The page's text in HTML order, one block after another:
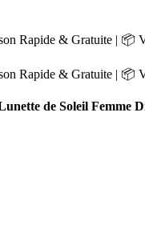
Rapide & Gratuite | 📦
Rapide & Gratuite | 📦
de Soleil Femme